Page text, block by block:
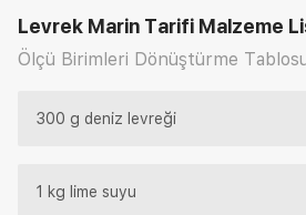
Levrek Marin Tarifi Malzeme
Ölçü Birimleri Dönüştürme
300 g deniz levreği
1 kg lime suyu